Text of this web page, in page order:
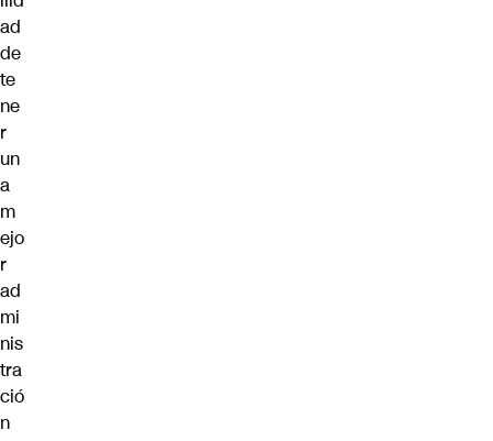
ad
de
te
ne
r
un
a
m
ejo
r
ad
mi
nis
tra
ció
n